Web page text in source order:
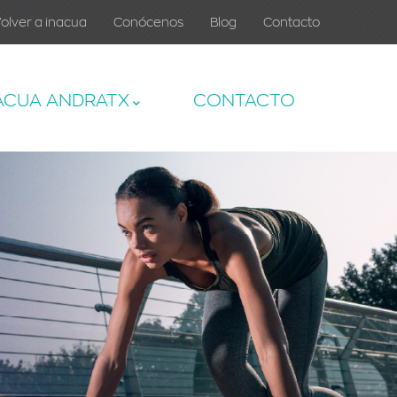
a inacua Conócenos Blog Contacto
ANDRATX CONTACTO